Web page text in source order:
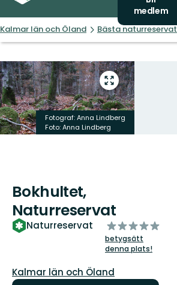
medlem
Kalmar län och Öland Bästa
Gå
till
helskärmsläge
Fotograf: Anna Lindberg
Foto: Anna Lindberg
Bokhultet,
Naturreservat
Naturreservat
av
5
stjärnor
betygsätt
denna plats!
Län:
Kalmar län och Öland